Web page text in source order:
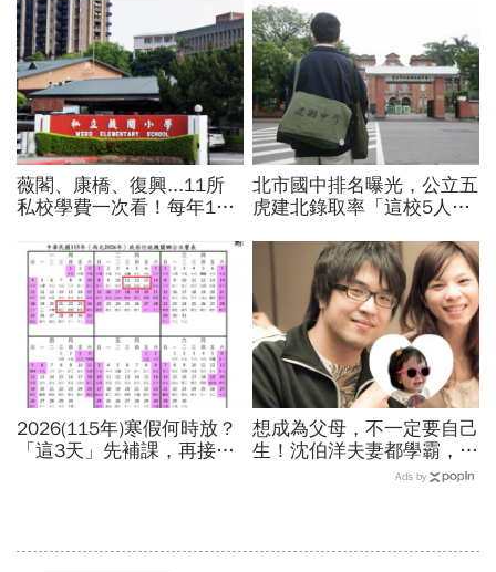
薇閣、康橋、復興...11所
私校學費一次看！每年100
出孩子教育費、還能兼存退
休金
北市國中排名曝光，公立五
虎建北錄取率「這校5人就
成績單背後的代價有多大
2026(115年)寒假何時放？
「這3天」先補課，再接過
想成為父母，不一定要自己
生！沈伯洋夫妻都學霸，歷
時兩年收養女兒：全家沒血
Ads by